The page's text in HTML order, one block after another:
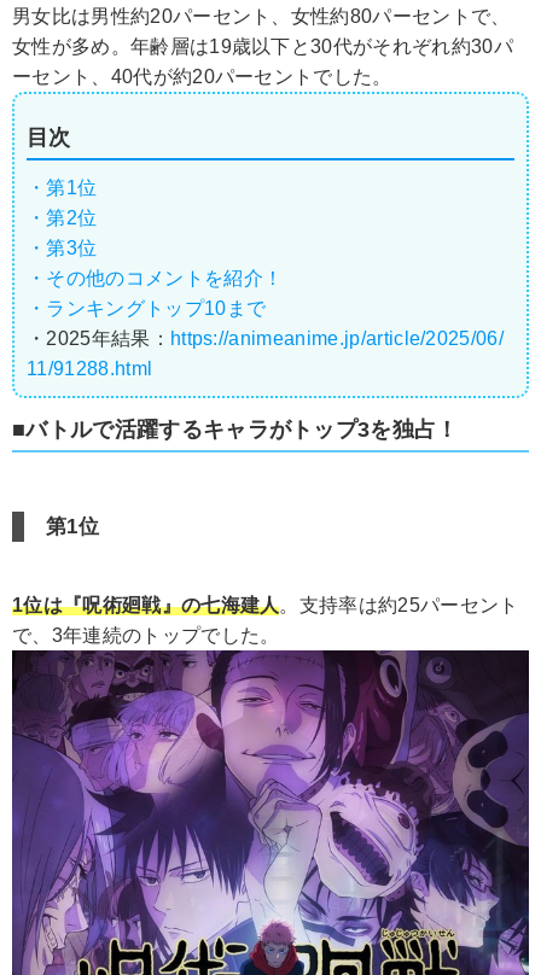
男女比は男性約20パーセント、女性約80パーセントで、
女性が多め。年齢層は19歳以下と30代がそれぞれ約30パ
ーセント、40代が約20パーセントでした。
目次
・第1位
・第2位
・第3位
・その他のコメントを紹介！
・ランキングトップ10まで
・2025年結果： https://animeanime.jp/article/2025/06/
11/91288.html
■バトルで活躍するキャラがトップ3を独占！
第1位
1位は『呪術廻戦』の七海建人。支持率は約25パーセント
で、3年連続のトップでした。